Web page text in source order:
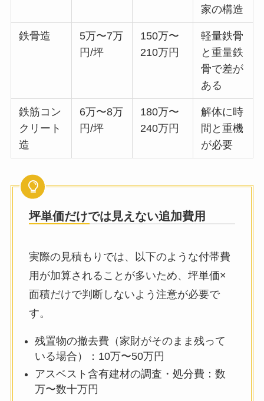
家の構造
鉄骨造
5万〜7万
円/坪
150万〜
210万円
軽量鉄骨
と重量鉄
骨で差が
ある
鉄筋コン
クリート
造
6万〜8万
円/坪
180万〜
240万円
解体に時
間と重機
が必要
坪単価だけでは見えない追加費用
実際の見積もりでは、以下のような付帯費
用が加算されることが多いため、坪単価×
面積だけで判断しないよう注意が必要で
す。
残置物の撤去費（家財がそのまま残って
いる場合）：10万〜50万円
アスベスト含有建材の調査・処分費：数
万〜数十万円